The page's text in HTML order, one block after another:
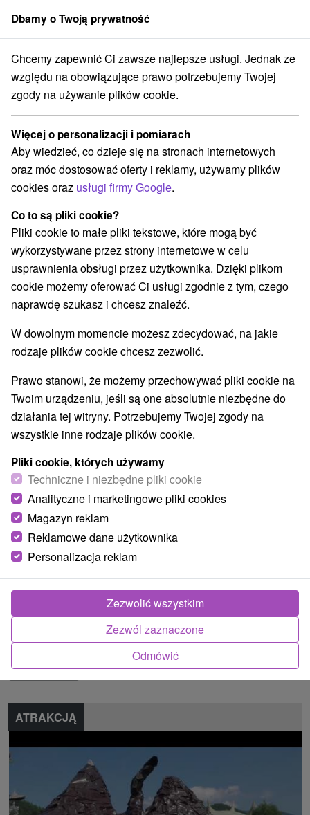
członek grupySorger
kraj Donovaly Habakkuki Bajkowa wioska Donovaly
Habakkuki Bajkowa wioska
Donovaly
Wyświetl stronę internetową Przejdź do
+421 911 822 034
Facebook
Opinii Google
Jána Kollára 464/50
974 01 Banská Bystrica
GPS:
N +48° 52' 44.41''
E +19° 13' 58.97''
Region turystyczny
Stredné Slovensko, Veľká Fatra, Banskobystrický kraj
Znalazłeś błąd lub chcesz polecić nam nową atrakcję
Zgłoś błąd
ATRAKCJĄ
Dbamy o Twoją prywatność
Chcemy zapewnić Ci zawsze najlepsze usługi. Jednak ze
względu na obowiązujące prawo potrzebujemy Twojej
zgody na używanie plików cookie.
Więcej o personalizacji i pomiarach
Aby wiedzieć, co dzieje się na stronach internetowych
oraz móc dostosować oferty i reklamy, używamy plików
cookies oraz usługi firmy Google.
Co to są pliki cookie?
Pliki cookie to małe pliki tekstowe, które mogą być
wykorzystywane przez strony internetowe w celu
usprawnienia obsługi przez użytkownika. Dzięki plikom
cookie możemy oferować Ci usługi zgodnie z tym, czego
naprawdę szukasz i chcesz znaleźć.
W dowolnym momencie możesz zdecydować, na jakie
rodzaje plików cookie chcesz zezwolić.
Prawo stanowi, że możemy przechowywać pliki cookie na
Twoim urządzeniu, jeśli są one absolutnie niezbędne do
działania tej witryny. Potrzebujemy Twojej zgody na
wszystkie inne rodzaje plików cookie.
Pliki cookie, których używamy
Techniczne i niezbędne pliki cookie
Analityczne i marketingowe pliki cookies
Magazyn reklam
Reklamowe dane użytkownika
Personalizacja reklam
Odmówić
Zezwól zaznaczone
Zezwolić wszystkim